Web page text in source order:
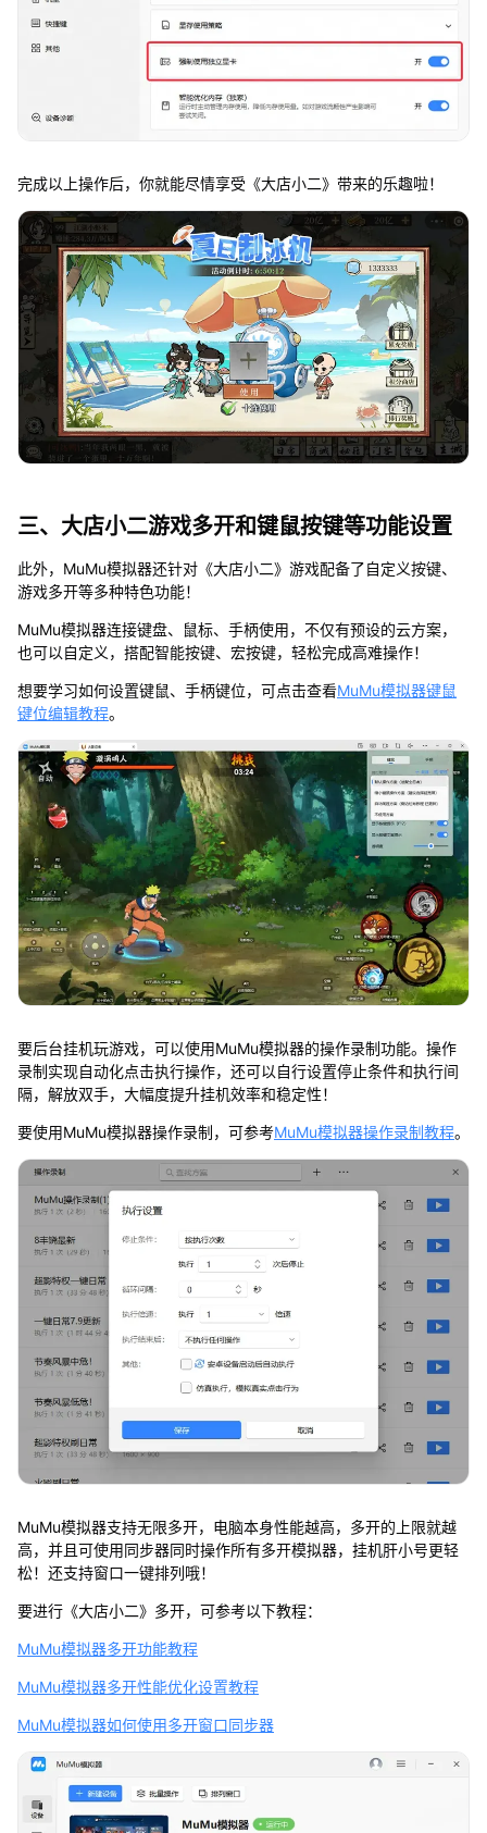
完成以上操作后，你就能尽情享受《大店小二》带来的乐趣啦！
三、大店小二游戏多开和键鼠按键等功能设置
此外，MuMu模拟器还针对《大店小二》游戏配备了自定义按键、
游戏多开等多种特色功能！
MuMu模拟器连接键盘、鼠标、手柄使用，不仅有预设的云方案，
也可以自定义，搭配智能按键、宏按键，轻松完成高难操作！
想要学习如何设置键鼠、手柄键位，可点击查看MuMu模拟器键鼠
键位编辑教程。
要后台挂机玩游戏，可以使用MuMu模拟器的操作录制功能。操作
录制实现自动化点击执行操作，还可以自行设置停止条件和执行间
隔，解放双手，大幅度提升挂机效率和稳定性！
要使用MuMu模拟器操作录制，可参考MuMu模拟器操作录制教程。
MuMu模拟器支持无限多开，电脑本身性能越高，多开的上限就越
高，并且可使用同步器同时操作所有多开模拟器，挂机肝小号更轻
松！还支持窗口一键排列哦！
要进行《大店小二》多开，可参考以下教程：
MuMu模拟器多开功能教程
MuMu模拟器多开性能优化设置教程
MuMu模拟器如何使用多开窗口同步器